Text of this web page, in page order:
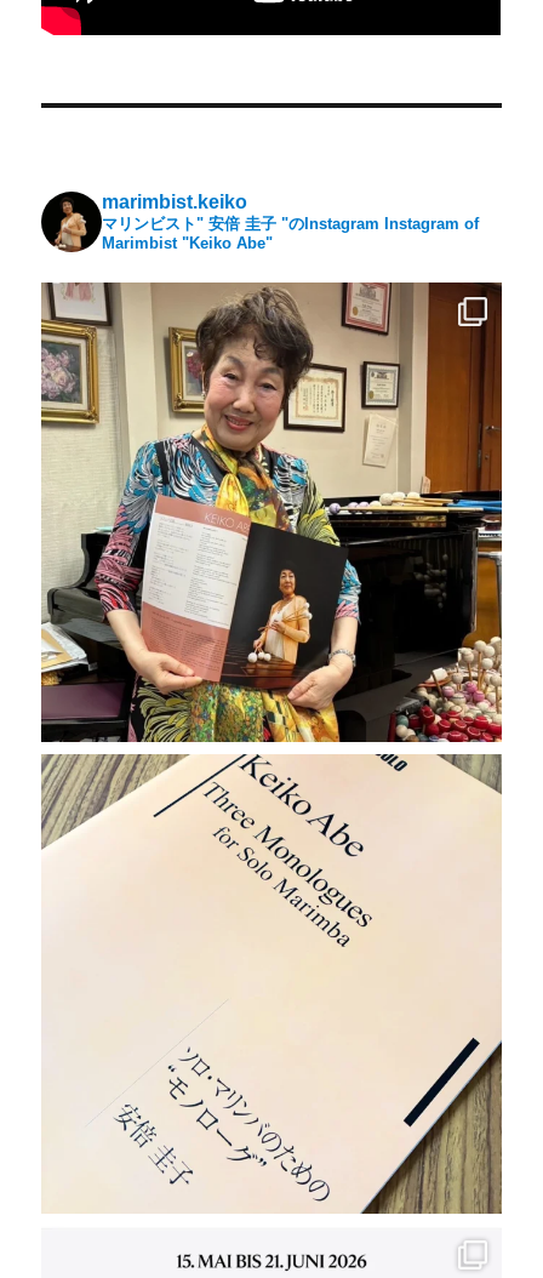
marimbist.keiko
マリンビスト" 安倍 圭子 "のInstagram Instagram of
Marimbist "Keiko Abe"